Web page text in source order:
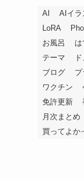
AI AIイラ
LoRA
お風呂
は
テーマ
ブログ
ワクチン
免許更新
月次まとめ
買ってよか